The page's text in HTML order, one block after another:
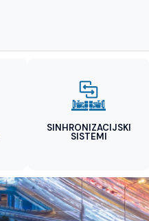
SINHRONIZACIJSKI
SISTEMI